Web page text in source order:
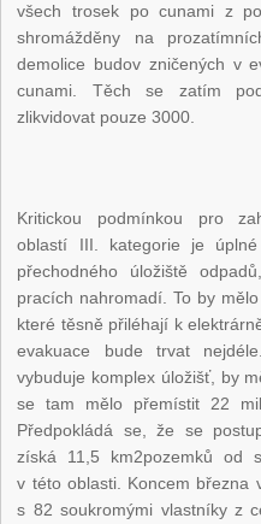
všech trosek po cunami z
shromážděny na
demolice budov zničených v
cunami. Těch se zatím
zlikvidovat pouze 3000.
Kritickou podmínkou pro
oblastí III. kategorie je
přechodného úložiště
pracích nahromadí. To by
které těsně přiléhají k
evakuace bude trvat
vybuduje komplex úložišť, by
se tam mělo přemístit 22
Předpokládá se, že se
získá 11,5 km2pozemků od
v této oblasti. Koncem března
s 82 soukromými vlastníky z